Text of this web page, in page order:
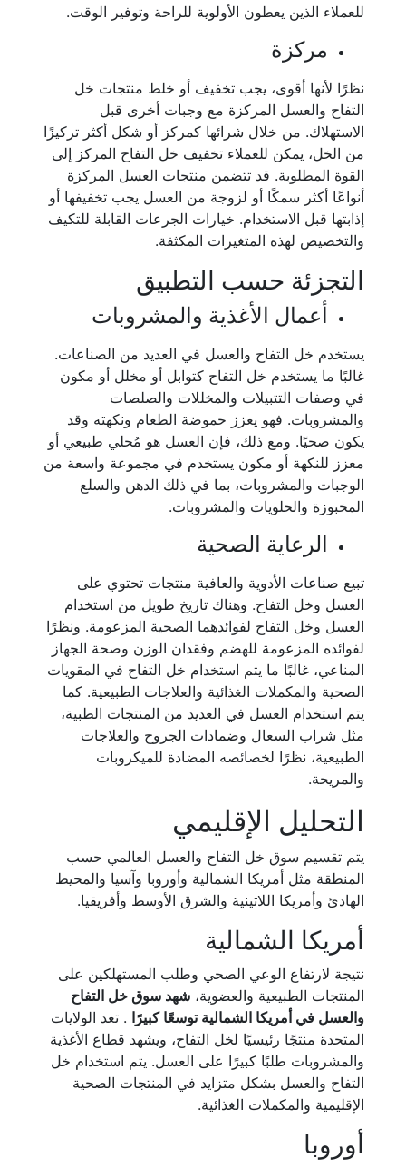
للعملاء الذين يعطون الأولوية للراحة وتوفير الوقت.
مركزة
نظرًا لأنها أقوى، يجب تخفيف أو خلط منتجات خل
التفاح والعسل المركزة مع وجبات أخرى قبل
الاستهلاك. من خلال شرائها كمركز أو شكل أكثر تركيزًا
من الخل، يمكن للعملاء تخفيف خل التفاح المركز إلى
القوة المطلوبة. قد تتضمن منتجات العسل المركزة
أنواعًا أكثر سمكًا أو لزوجة من العسل يجب تخفيفها أو
إذابتها قبل الاستخدام. خيارات الجرعات القابلة للتكيف
والتخصيص لهذه المتغيرات المكثفة.
التجزئة حسب التطبيق
أعمال الأغذية والمشروبات
يستخدم خل التفاح والعسل في العديد من الصناعات.
غالبًا ما يستخدم خل التفاح كتوابل أو مخلل أو مكون
في وصفات التتبيلات والمخللات والصلصات
والمشروبات. فهو يعزز حموضة الطعام ونكهته وقد
يكون صحيًا. ومع ذلك، فإن العسل هو مُحلي طبيعي أو
معزز للنكهة أو مكون يستخدم في مجموعة واسعة من
الوجبات والمشروبات، بما في ذلك الدهن والسلع
المخبوزة والحلويات والمشروبات.
الرعاية الصحية
تبيع صناعات الأدوية والعافية منتجات تحتوي على
العسل وخل التفاح. وهناك تاريخ طويل من استخدام
العسل وخل التفاح لفوائدهما الصحية المزعومة. ونظرًا
لفوائده المزعومة للهضم وفقدان الوزن وصحة الجهاز
المناعي، غالبًا ما يتم استخدام خل التفاح في المقويات
الصحية والمكملات الغذائية والعلاجات الطبيعية. كما
يتم استخدام العسل في العديد من المنتجات الطبية،
مثل شراب السعال وضمادات الجروح والعلاجات
الطبيعية، نظرًا لخصائصه المضادة للميكروبات
والمريحة.
التحليل الإقليمي
يتم تقسيم سوق خل التفاح والعسل العالمي حسب
المنطقة مثل أمريكا الشمالية وأوروبا وآسيا والمحيط
الهادئ وأمريكا اللاتينية والشرق الأوسط وأفريقيا.
أمريكا الشمالية
نتيجة لارتفاع الوعي الصحي وطلب المستهلكين على
المنتجات الطبيعية والعضوية، شهد سوق خل التفاح
والعسل في أمريكا الشمالية توسعًا كبيرًا . تعد الولايات
المتحدة منتجًا رئيسيًا لخل التفاح، ويشهد قطاع الأغذية
والمشروبات طلبًا كبيرًا على العسل. يتم استخدام خل
التفاح والعسل بشكل متزايد في المنتجات الصحية
الإقليمية والمكملات الغذائية.
أوروبا